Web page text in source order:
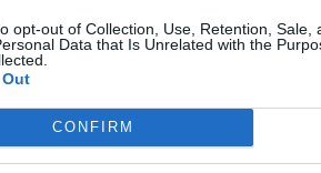
opt-out of Collection, Use, Retention, Sale,
Data that Is Unrelated with the
CONFIRM
Judy Carne, αλλά χώρισε σε δυο
Και όταν το 1977 κλήθηκε να
δεν το πολυσκέφτηκε.